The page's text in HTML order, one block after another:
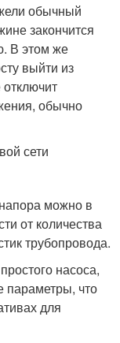
обычный
закончится
В этом же
выйти из
обычно
сети
можно в
от количества
трубопровода.
насоса,
параметры, что
для